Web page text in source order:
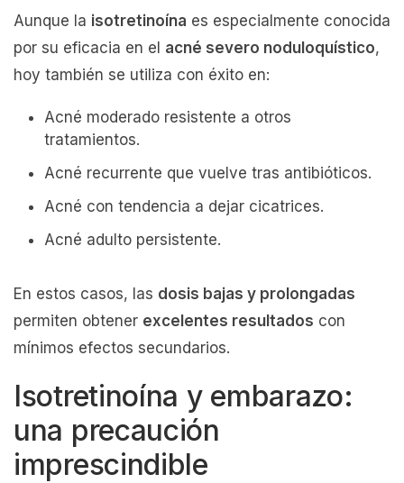
Aunque la isotretinoína es especialmente conocida
por su eficacia en el acné severo noduloquístico,
hoy también se utiliza con éxito en:
Acné moderado resistente a otros
tratamientos.
Acné recurrente que vuelve tras antibióticos.
Acné con tendencia a dejar cicatrices.
Acné adulto persistente.
En estos casos, las dosis bajas y prolongadas
permiten obtener excelentes resultados con
mínimos efectos secundarios.
Isotretinoína y embarazo:
una precaución
imprescindible